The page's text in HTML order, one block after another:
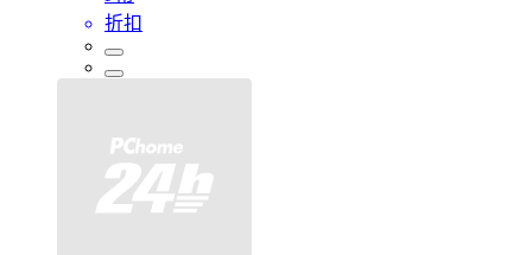
折扣